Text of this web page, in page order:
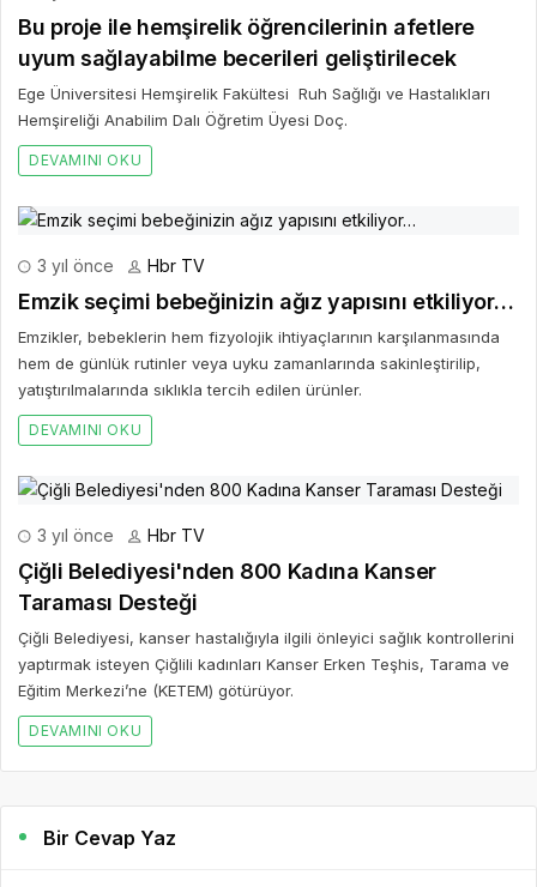
Bu proje ile hemşirelik öğrencilerinin afetlere
uyum sağlayabilme becerileri geliştirilecek
Ege Üniversitesi Hemşirelik Fakültesi Ruh Sağlığı ve Hastalıkları
Hemşireliği Anabilim Dalı Öğretim Üyesi Doç.
DEVAMINI OKU
3 yıl önce Hbr TV
Emzik seçimi bebeğinizin ağız yapısını etkiliyor…
Emzikler, bebeklerin hem fizyolojik ihtiyaçlarının karşılanmasında
hem de günlük rutinler veya uyku zamanlarında sakinleştirilip,
yatıştırılmalarında sıklıkla tercih edilen ürünler.
DEVAMINI OKU
3 yıl önce Hbr TV
Çiğli Belediyesi'nden 800 Kadına Kanser
Taraması Desteği
Çiğli Belediyesi, kanser hastalığıyla ilgili önleyici sağlık kontrollerini
yaptırmak isteyen Çiğlili kadınları Kanser Erken Teşhis, Tarama ve
Eğitim Merkezi’ne (KETEM) götürüyor.
DEVAMINI OKU
Bir Cevap Yaz